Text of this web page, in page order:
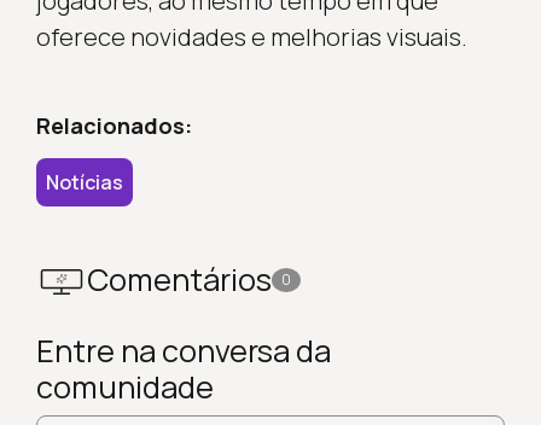
oferece novidades e melhorias visuais.
Relacionados:
Notícias
Comentários 0
Entre na conversa da
comunidade